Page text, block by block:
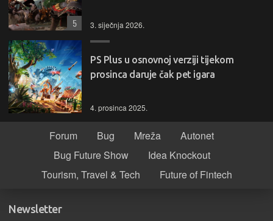
3. siječnja 2026.
5
PS Plus u osnovnoj verziji tijekom
prosinca daruje čak pet igara
4. prosinca 2025.
Forum Bug Mreža
Autonet
Bug Future Show
Idea Knockout
Tourism, Travel & Tech
Future of Fintech
Newsletter